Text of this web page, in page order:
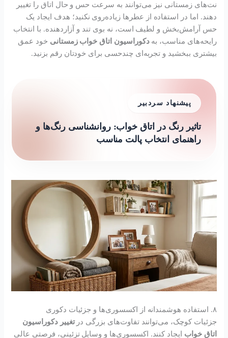
نت‌های زمستانی نیز می‌توانند به سرعت حس و حال اتاق را تغییر
دهند. اما در استفاده از عطرها زیاده‌روی نکنید؛ هدف ایجاد یک
حس آرامش‌بخش و لطیف است، نه بوی تند و آزاردهنده. با انتخاب
رایحه‌های مناسب، بهدکوراسیون اتاق خواب زمستانی خود عمق
بیشتری ببخشید و تجربه‌ای چندحسی برای خودتان رقم بزنید.
پیشنهاد سردبیر
تاثیر رنگ در اتاق خواب: روانشناسی رنگ‌ها و
راهنمای انتخاب پالت مناسب
۸. استفاده هوشمندانه از اکسسوری‌ها و جزئیات دکوری
جزئیات کوچک، می‌توانند تفاوت‌های بزرگی درتغییر دکوراسیون
اتاق خواب ایجاد کنند. اکسسوری‌ها و وسایل تزئینی، فرصتی عالی